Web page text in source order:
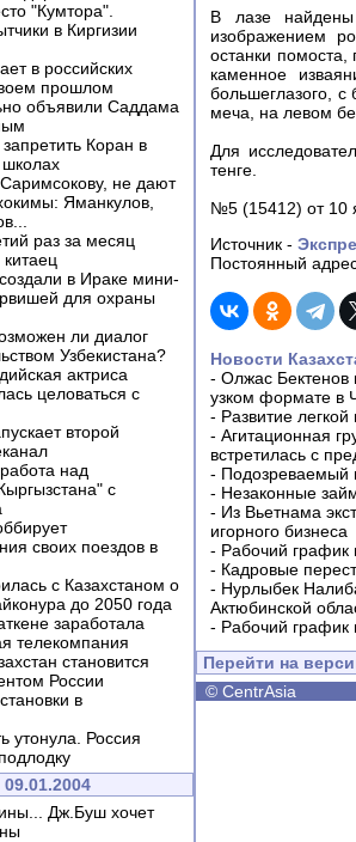
"Кумтора".
в Киргизии
в российских
прошлом
объявили Саддама
Коран в
школах
не дают
Яманкулов,
раз за месяц
в Ираке мини-
для охраны
ли диалог
Узбекистана?
актриса
целоваться с
второй
над
с
своих поездов в
с Казахстаном о
до 2050 года
заработала
телекомпания
становится
России
в
утонула. Россия
Дж.Буш хочет
В лазе
изображением
останки
каменное
большеглазого,
меча, на левом
Для
тенге.
№5 (15412) от 10
Источник -
Постоянный
Новости
- Олжас Бектенов
узком формате в
- Развитие
- Агитационная
встретилась с
- Подозреваемый
- Незаконные
- Из Вьетнама
игорного бизнеса
- Рабочий график
- Кадровые
- Нурлыбек
Актюбинской
- Рабочий график
Перейти на
© CentrAsia